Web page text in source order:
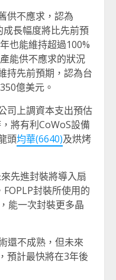
供不應求，認為
長幅度將比先前預
也能維持超過100%
能供不應求的狀況
持先前預期，認為台
億美元。
司上調資本支出預估
將有利CoWoS設備
頭均華(6640)及烘烤
先進封裝將導入扇
封裝所使用的
能一次封裝更多晶
還不成熟，但未來
預計最快將在3年後